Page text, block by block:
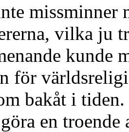
vilka ju
kunde
för
bakåt i
en troende